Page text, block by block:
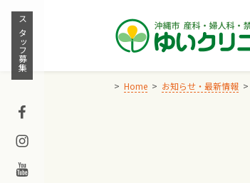
Skip
content
スタッフ募集
Facebook
Instagram
Home お知らせ・最新情報